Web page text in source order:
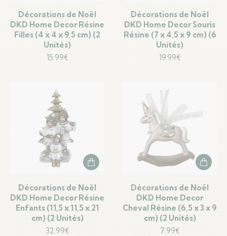
Décorations de Noël
DKD Home Decor Résine
Filles (4 x 4 x 9,5 cm) (2
Unités)
15.99€
Décorations de Noël
DKD Home Decor Souris
Résine (7 x 4,5 x 9 cm) (6
Unités)
19.99€
Décorations de Noël
DKD Home Decor Résine
Enfants (11,5 x 11,5 x 21
cm) (2 Unités)
32.99€
Décorations de Noël
DKD Home Decor
Cheval Résine (6,5 x 3 x 9
cm) (2 Unités)
7.99€